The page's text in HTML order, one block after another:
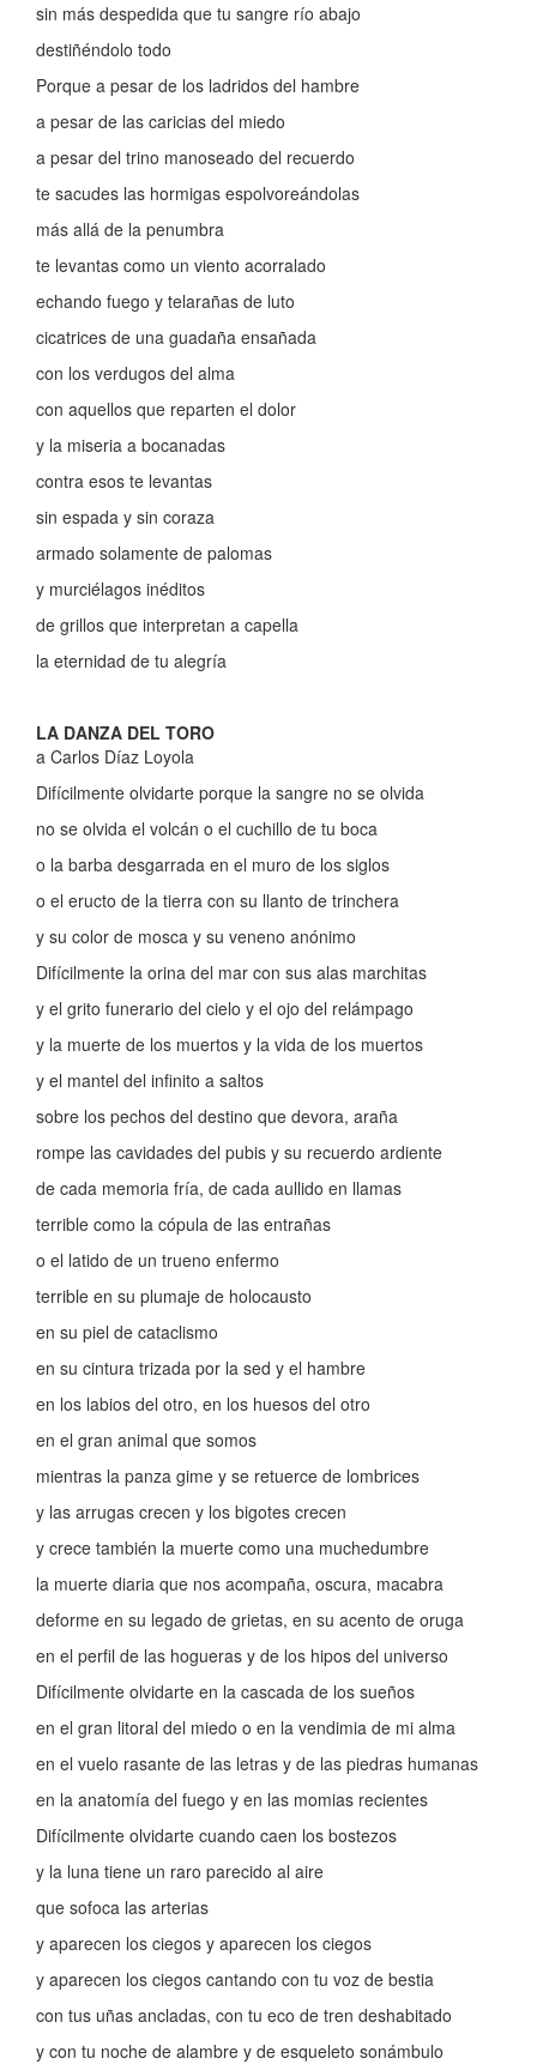
sin más despedida que tu sangre río abajo
destiñéndolo todo
Porque a pesar de los ladridos del hambre
a pesar de las caricias del miedo
a pesar del trino manoseado del recuerdo
te sacudes las hormigas espolvoreándolas
más allá de la penumbra
te levantas como un viento acorralado
echando fuego y telarañas de luto
cicatrices de una guadaña ensañada
con los verdugos del alma
con aquellos que reparten el dolor
y la miseria a bocanadas
contra esos te levantas
sin espada y sin coraza
armado solamente de palomas
y murciélagos inéditos
de grillos que interpretan a capella
la eternidad de tu alegría
LA DANZA DEL TORO
a Carlos Díaz Loyola
Difícilmente olvidarte porque la sangre no se olvida
no se olvida el volcán o el cuchillo de tu boca
o la barba desgarrada en el muro de los siglos
o el eructo de la tierra con su llanto de trinchera
y su color de mosca y su veneno anónimo
Difícilmente la orina del mar con sus alas marchitas
y el grito funerario del cielo y el ojo del relámpago
y la muerte de los muertos y la vida de los muertos
y el mantel del infinito a saltos
sobre los pechos del destino que devora, araña
rompe las cavidades del pubis y su recuerdo ardiente
de cada memoria fría, de cada aullido en llamas
terrible como la cópula de las entrañas
o el latido de un trueno enfermo
terrible en su plumaje de holocausto
en su piel de cataclismo
en su cintura trizada por la sed y el hambre
en los labios del otro, en los huesos del otro
en el gran animal que somos
mientras la panza gime y se retuerce de lombrices
y las arrugas crecen y los bigotes crecen
y crece también la muerte como una muchedumbre
la muerte diaria que nos acompaña, oscura, macabra
deforme en su legado de grietas, en su acento de oruga
en el perfil de las hogueras y de los hipos del universo
Difícilmente olvidarte en la cascada de los sueños
en el gran litoral del miedo o en la vendimia de mi alma
en el vuelo rasante de las letras y de las piedras humanas
en la anatomía del fuego y en las momias recientes
Difícilmente olvidarte cuando caen los bostezos
y la luna tiene un raro parecido al aire
que sofoca las arterias
y aparecen los ciegos y aparecen los ciegos
y aparecen los ciegos cantando con tu voz de bestia
con tus uñas ancladas, con tu eco de tren deshabitado
y con tu noche de alambre y de esqueleto sonámbulo